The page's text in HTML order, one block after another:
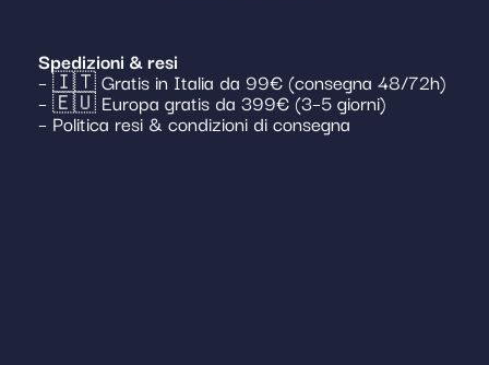
Spedizioni & resi
– 🇮🇹 Gratis in Italia da 99€ (consegna 48/72h)
– 🇪🇺 Europa gratis da 399€ (3–5 giorni)
– Politica resi & condizioni di consegna